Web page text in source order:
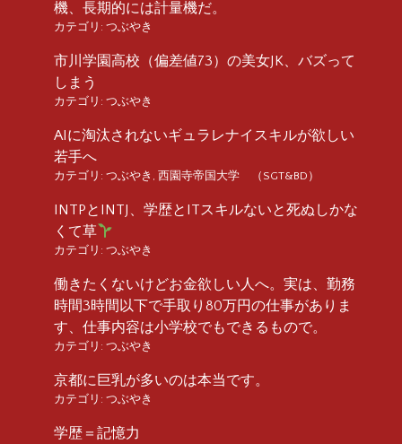
機、長期的には計量機だ。
カテゴリ: つぶやき
市川学園高校（偏差値73）の美女JK、バズって
しまう
カテゴリ: つぶやき
AIに淘汰されないギュラレナイスキルが欲しい
若手へ
カテゴリ: つぶやき , 西園寺帝国大学 （SGT&BD）
INTPとINTJ、学歴とITスキルないと死ぬしかな
くて草
カテゴリ: つぶやき
働きたくないけどお金欲しい人へ。実は、勤務
時間3時間以下で手取り80万円の仕事がありま
す、仕事内容は小学校でもできるもので。
カテゴリ: つぶやき
京都に巨乳が多いのは本当です。
カテゴリ: つぶやき
学歴＝記憶力